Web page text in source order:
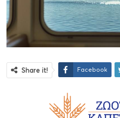
Share it! Facebook